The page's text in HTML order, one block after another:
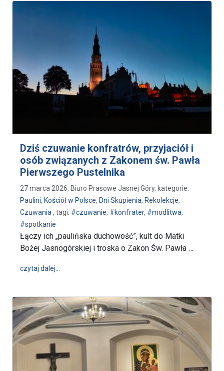
Dziś czuwanie konfratrów, przyjaciół i
osób związanych z Zakonem św. Pawła
Pierwszego Pustelnika
27 marca 2026, Biuro Prasowe Jasnej Góry, kategorie:
Paulini, Kościół w Polsce, Dni Skupienia, Rekolekcje,
Czuwania, tagi: #czuwanie, #konfrater, #modlitwa,
#spotkanie
Łączy ich „paulińska duchowość”, kult do Matki
Bożej Jasnogórskiej i troska o Zakon Św. Pawła …
czytaj dalej…